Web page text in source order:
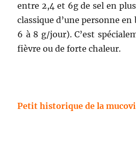
entre 2,4 et 6g de sel en
classique d’une personne
6 à 8 g/jour). C’est
fièvre ou de forte chaleur.
Petit historique de la